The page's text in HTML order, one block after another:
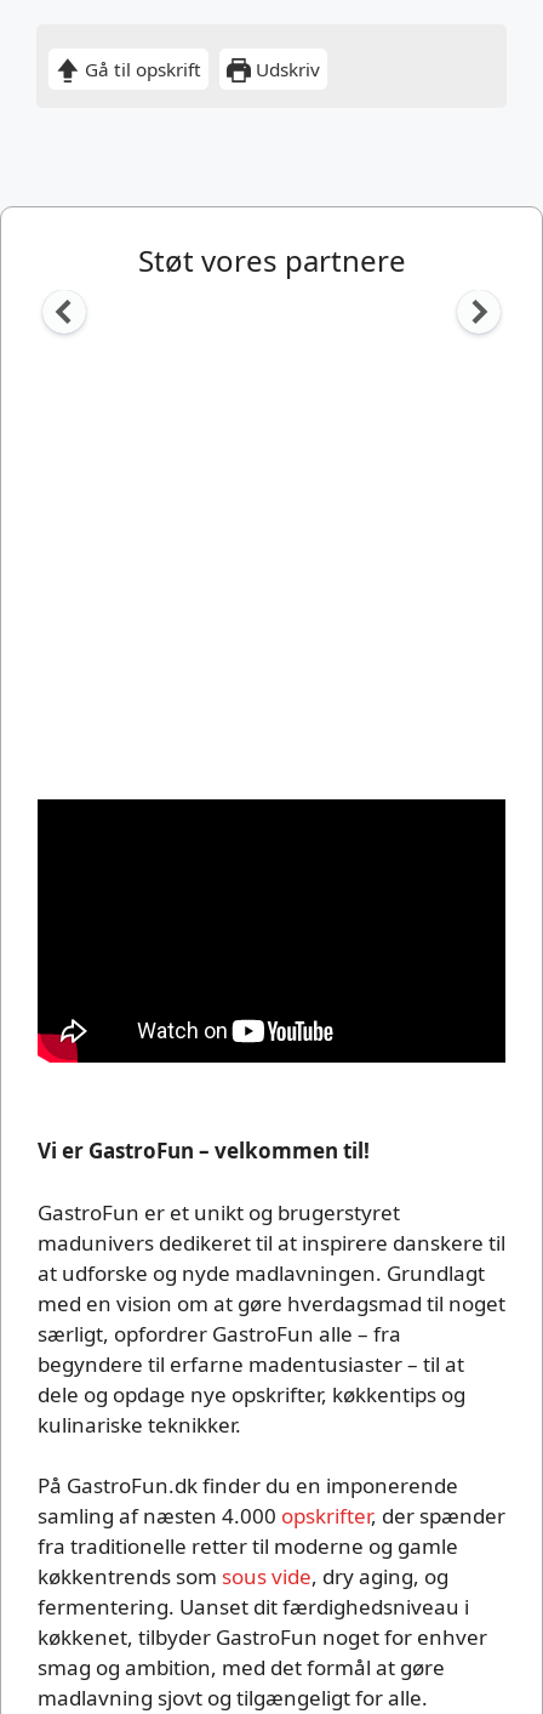
Gå til opskrift Udskriv
Støt vores partnere
Vi er GastroFun – velkommen til!
GastroFun er et unikt og brugerstyret
madunivers dedikeret til at inspirere danskere til
at udforske og nyde madlavningen. Grundlagt
med en vision om at gøre hverdagsmad til noget
særligt, opfordrer GastroFun alle – fra
begyndere til erfarne madentusiaster – til at
dele og opdage nye opskrifter, køkkentips og
kulinariske teknikker.
På GastroFun.dk finder du en imponerende
samling af næsten 4.000 opskrifter, der spænder
fra traditionelle retter til moderne og gamle
køkkentrends som sous vide, dry aging, og
fermentering. Uanset dit færdighedsniveau i
køkkenet, tilbyder GastroFun noget for enhver
smag og ambition, med det formål at gøre
madlavning sjovt og tilgængeligt for alle.